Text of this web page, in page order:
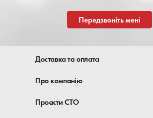
Передзвоніть мені
Доставка та оплата
Про компанію
Проєкти СТО